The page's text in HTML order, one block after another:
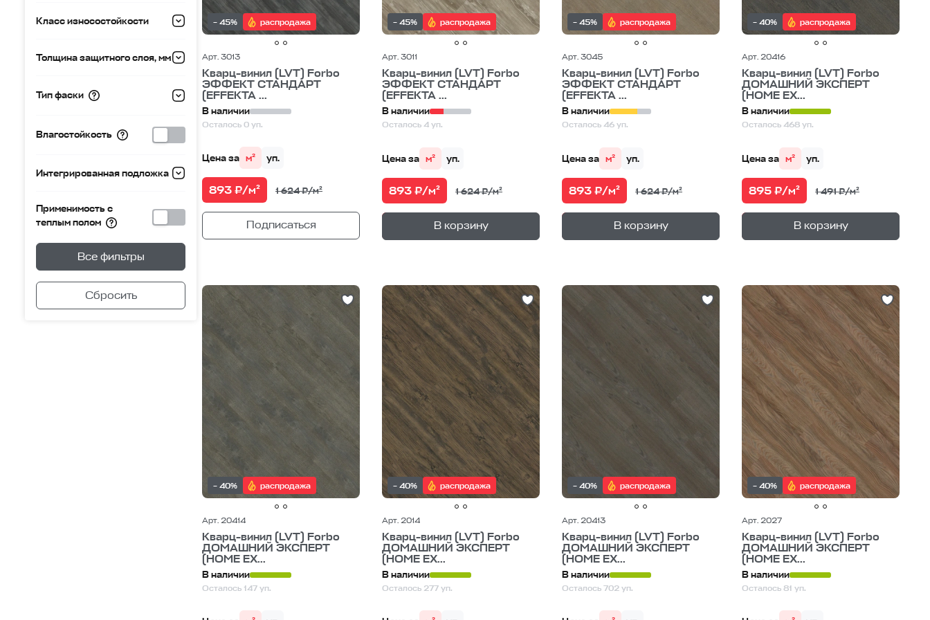
Класс износостойкости
Толщина защитного слоя, мм
Тип фаски
Влагостойкость
Интегрированная подложка
Применимость с
теплым полом
Все фильтры
– 45% распродажа
Арт. 3013
Кварц-винил (LVT) Forbo
ЭФФЕКТ СТАНДАРТ
(EFFEKTA ...
В наличии
Осталось 0 уп.
Цена за м² уп.
893 ₽/м² 1 624 ₽/м²
Подписаться
– 45% распродажа
Арт. 3011
Кварц-винил (LVT) Forbo
ЭФФЕКТ СТАНДАРТ
(EFFEKTA ...
В наличии
Осталось 4 уп.
Цена за м² уп.
893 ₽/м² 1 624 ₽/м²
В корзину
В корзине —
– 45% распродажа
Арт. 3045
Кварц-винил (LVT) Forbo
ЭФФЕКТ СТАНДАРТ
(EFFEKTA ...
В наличии
Осталось 46 уп.
Цена за м² уп.
893 ₽/м² 1 624 ₽/м²
В корзину
В корзине —
– 40% распродажа
Арт. 20416
Кварц-винил (LVT) Forbo
ДОМАШНИЙ ЭКСПЕРТ
(HOME EX...
В наличии
Осталось 468 уп.
Цена за м² уп.
895 ₽/м² 1 491 ₽/м²
В корзину
В корзине —
– 40% распродажа
Арт. 20414
Кварц-винил (LVT) Forbo
ДОМАШНИЙ ЭКСПЕРТ
(HOME EX...
В наличии
Осталось 147 уп.
– 40% распродажа
Арт. 2014
Кварц-винил (LVT) Forbo
ДОМАШНИЙ ЭКСПЕРТ
(HOME EX...
В наличии
Осталось 277 уп.
– 40% распродажа
Арт. 20413
Кварц-винил (LVT) Forbo
ДОМАШНИЙ ЭКСПЕРТ
(HOME EX...
В наличии
Осталось 702 уп.
– 40% распродажа
Арт. 2027
Кварц-винил (LVT) Forbo
ДОМАШНИЙ ЭКСПЕРТ
(HOME EX...
В наличии
Осталось 81 уп.